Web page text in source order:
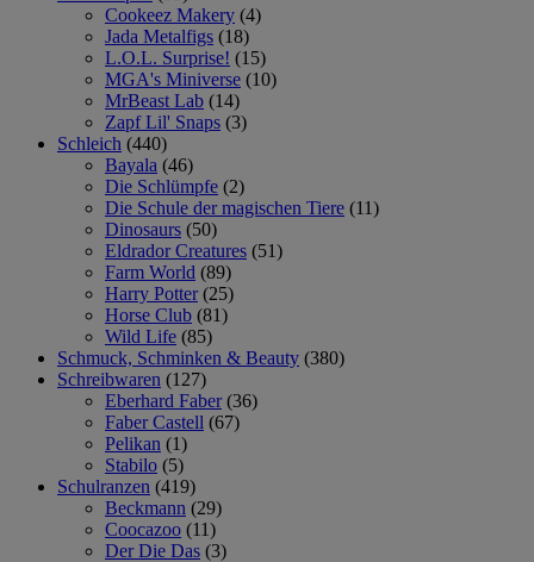
Cookeez Makery (4)
Jada Metalfigs (18)
L.O.L. Surprise! (15)
MGA's Miniverse (10)
MrBeast Lab (14)
Zapf Lil' Snaps (3)
Schleich (440)
Bayala (46)
Die Schlümpfe (2)
Die Schule der magischen Tiere (11)
Dinosaurs (50)
Eldrador Creatures (51)
Farm World (89)
Harry Potter (25)
Horse Club (81)
Wild Life (85)
Schmuck, Schminken & Beauty (380)
Schreibwaren (127)
Eberhard Faber (36)
Faber Castell (67)
Pelikan (1)
Stabilo (5)
Schulranzen (419)
Beckmann (29)
Coocazoo (11)
Der Die Das (3)